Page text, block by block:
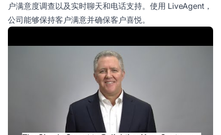
户满意度调查以及实时聊天和电话支持。使用 LiveAgent，
公司能够保持客户满意并确保客户喜悦。